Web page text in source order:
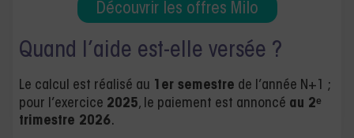
Découvrir les offres Milo
Quand l’aide est-elle versée ?
Le calcul est réalisé au 1er semestre de l’année N+1 ;
pour l’exercice 2025, le paiement est annoncé au 2ᵉ
trimestre 2026.